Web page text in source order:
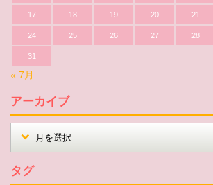
17 18 19 20 21
24 25 26 27 28
31
« 7月
アーカイブ
タグ